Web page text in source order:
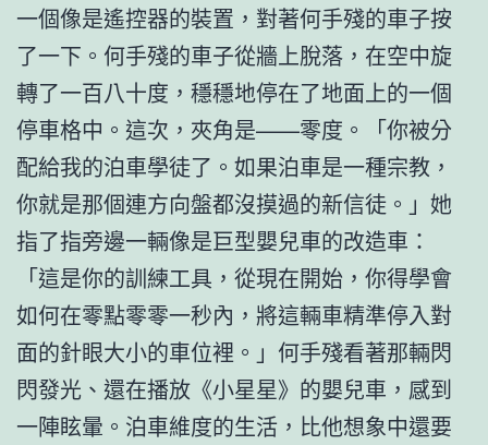
一個像是遙控器的裝置，對著何手殘的車子按
了一下。何手殘的車子從牆上脫落，在空中旋
轉了一百八十度，穩穩地停在了地面上的一個
停車格中。這次，夾角是——零度。「你被分
配給我的泊車學徒了。如果泊車是一種宗教，
你就是那個連方向盤都沒摸過的新信徒。」她
指了指旁邊一輛像是巨型嬰兒車的改造車：
「這是你的訓練工具，從現在開始，你得學會
如何在零點零零一秒內，將這輛車精準停入對
面的針眼大小的車位裡。」何手殘看著那輛閃
閃發光、還在播放《小星星》的嬰兒車，感到
一陣眩暈。泊車維度的生活，比他想象中還要